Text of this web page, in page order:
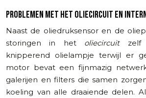
PROBLEMEN MET HET OLIECIRCUIT EN
Naast de oliedruksensor en de
storingen in het oliecircuitzelf
knipperend olielampje terwijl er
motor bevat een fijnmazig
galerijen en filters die samen
koeling van alle draaiende delen.